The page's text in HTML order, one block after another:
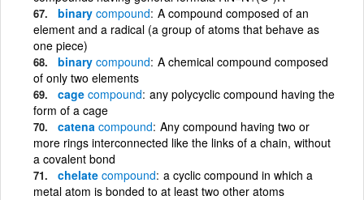
binary compound A compound composed of an
element and a radical (a group of atoms that behave as
one piece)
binary compound A chemical compound composed
of only two elements
cage compound any polycyclic compound having the
form of a cage
catena compound Any compound having two or
more rings interconnected like the links of a chain, without
a covalent bond
chelate compound a cyclic compound in which a
metal atom is bonded to at least two other atoms